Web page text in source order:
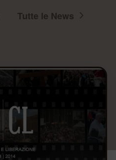
Tutte le News